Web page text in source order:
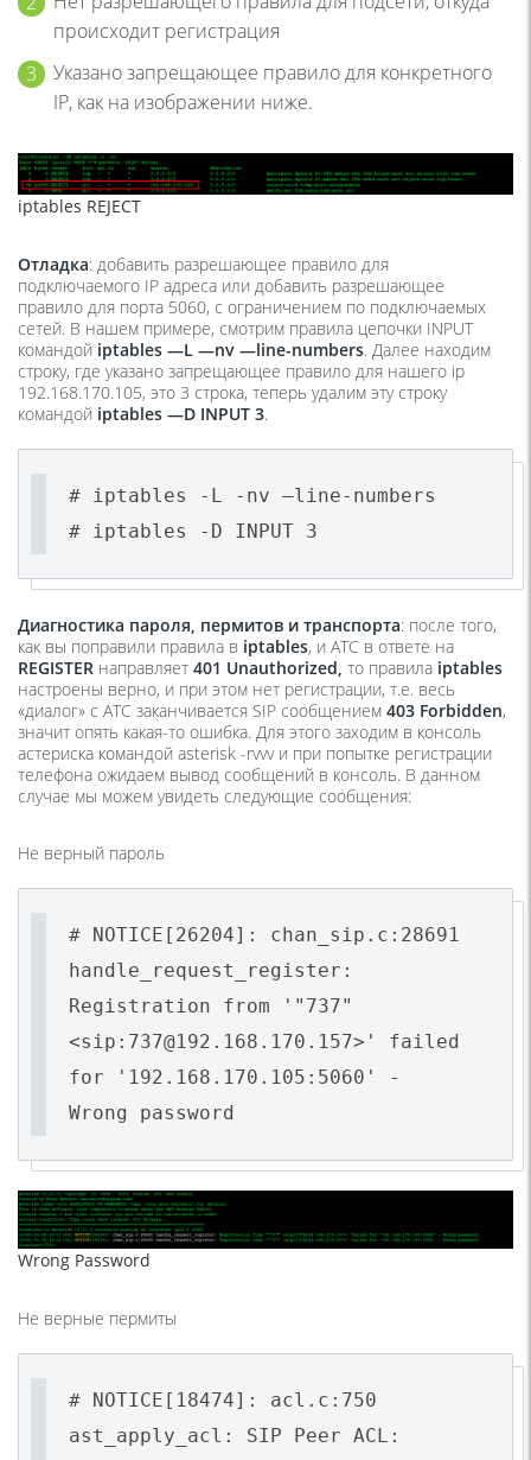
происходит регистрация
Указано запрещающее правило для конкретного
IP, как на изображении ниже.
iptables REJECT
Отладка: добавить разрешающее правило для
подключаемого IP адреса или добавить разрешающее
правило для порта 5060, с ограничением по подключаемых
сетей. В нашем примере, смотрим правила цепочки INPUT
командой iptables —L —nv —line-numbers. Далее находим
строку, где указано запрещающее правило для нашего ip
192.168.170.105, это 3 строка, теперь удалим эту строку
командой iptables —D INPUT 3.
# iptables -L -nv –line-numbers
# iptables -D INPUT 3
Диагностика пароля, пермитов и транспорта: после того,
как вы поправили правила в iptables, и АТС в ответе на
REGISTER направляет 401 Unauthorized, то правила iptables
настроены верно, и при этом нет регистрации, т.е. весь
«диалог» с АТС заканчивается SIP сообщением 403 Forbidden,
значит опять какая-то ошибка. Для этого заходим в консоль
астериска командой asterisk -rvvv и при попытке регистрации
телефона ожидаем вывод сообщений в консоль. В данном
случае мы можем увидеть следующие сообщения:
Не верный пароль
# NOTICE[26204]: chan_sip.c:28691
handle_request_register:
Registration from '"737"
<sip:737@192.168.170.157>' failed
for '192.168.170.105:5060' -
Wrong password
Wrong Password
Не верные пермиты
# NOTICE[18474]: acl.c:750
ast_apply_acl: SIP Peer ACL: